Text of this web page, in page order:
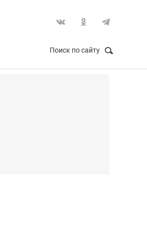
Поиск по сайту